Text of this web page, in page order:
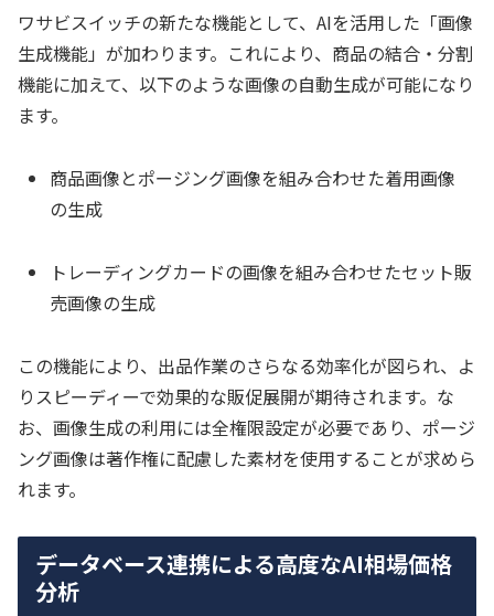
ワサビスイッチの新たな機能として、AIを活用した「画像
生成機能」が加わります。これにより、商品の結合・分割
機能に加えて、以下のような画像の自動生成が可能になり
ます。
商品画像とポージング画像を組み合わせた着用画像
の生成
トレーディングカードの画像を組み合わせたセット販
売画像の生成
この機能により、出品作業のさらなる効率化が図られ、よ
りスピーディーで効果的な販促展開が期待されます。な
お、画像生成の利用には全権限設定が必要であり、ポージ
ング画像は著作権に配慮した素材を使用することが求めら
れます。
データベース連携による高度なAI相場価格
分析